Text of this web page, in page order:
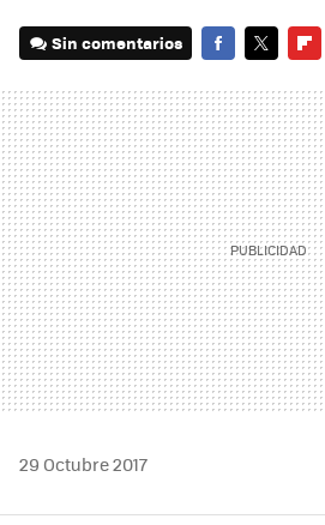
Sin comentarios
29 Octubre 2017